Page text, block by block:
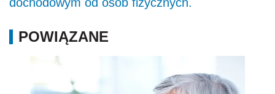
POWIĄZANE